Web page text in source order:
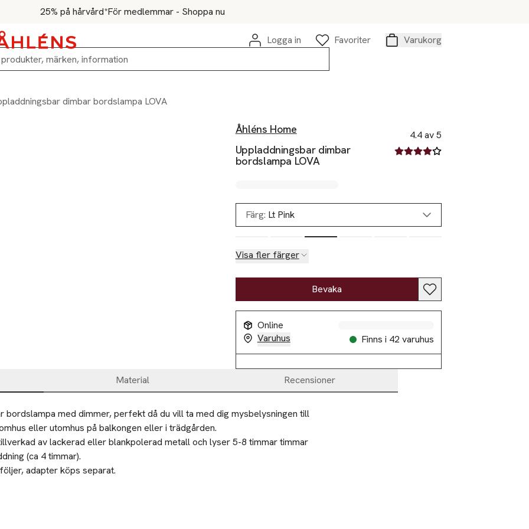
25% på hårvård*För medlemmar - Shoppa nu
Logga in
Favoriter
Varukorg
dimbar bordslampa LOVA
Åhléns Home
Uppladdningsbar dimbar
bordslampa LOVA
4.4 av 5
4.4 av fem stjärnor
Färg: Lt Pink
Slut i lager
Slut i lager
Visa fler färger
Bevaka
Online
Varuhus
Finns i 42 varuhus
Material Recensioner
bordslampa med dimmer, perfekt då du vill ta med dig mysbelysningen till
eller utomhus på balkongen eller i trädgården.
av lackerad eller blankpolerad metall och lyser 5-8 timmar timmar
(ca 4 timmar).
adapter köps separat.
lampa